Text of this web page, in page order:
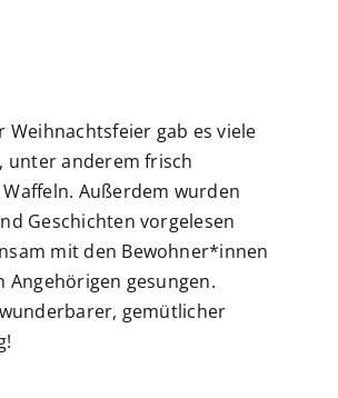
Weihnachtsfeier gab es viele
unter anderem frisch
Waffeln. Außerdem wurden
Geschichten vorgelesen
mit den Bewohner*innen
Angehörigen gesungen.
gemütlicher